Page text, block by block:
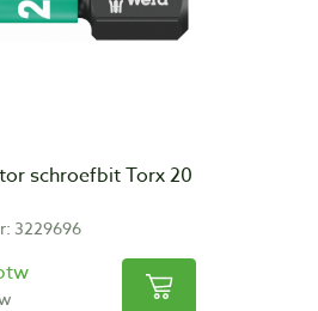
schroefbit Torx 20
3229696